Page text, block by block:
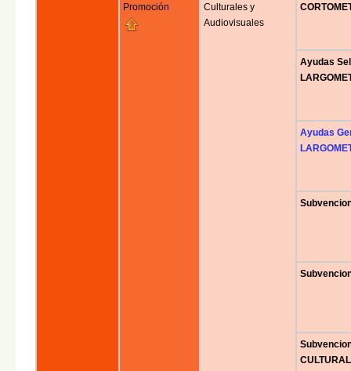
Promoción
Culturales y
Audiovisuales
Ayudas
Ayudas